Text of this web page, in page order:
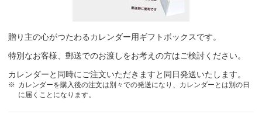
贈り主の心がつたわるカレンダー用ギフトボックスです。
特別なお客様、郵送でのお渡しをお考えの方はご検討ください。
カレンダーと同時にご注文いただきますと同日発送いたします。
カレンダーを購入後の注文は別々での発送になり、カレンダーとは別の日
に届くことになります。